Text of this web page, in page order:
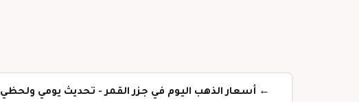
← أسعار الذهب اليوم في جزر القمر - تحديث يومي ولحظي